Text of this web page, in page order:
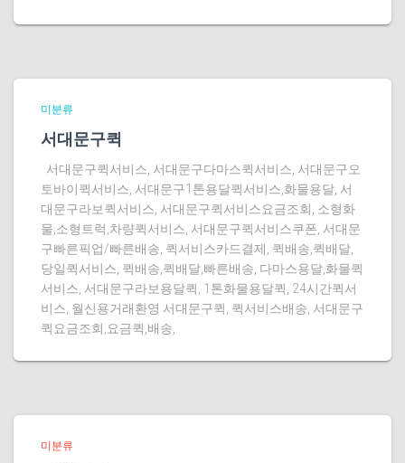
미분류
서대문구퀵
서대문구퀵서비스, 서대문구다마스퀵서비스, 서대문구오
토바이퀵서비스, 서대문구1톤용달퀵서비스,화물용달, 서
대문구라보퀵서비스, 서대문구퀵서비스요금조회, 소형화
물,소형트럭,차량퀵서비스, 서대문구퀵서비스쿠폰, 서대문
구빠른픽업/빠른배송, 퀵서비스카드결제, 퀵배송,퀵배달,
당일퀵서비스, 퀵배송,퀵배달,빠른배송, 다마스용달,화물퀵
서비스, 서대문구라보용달퀵, 1톤화물용달퀵, 24시간퀵서
비스, 월신용거래환영 서대문구퀵, 퀵서비스배송, 서대문구
퀵요금조회,요금퀵,배송,
미분류